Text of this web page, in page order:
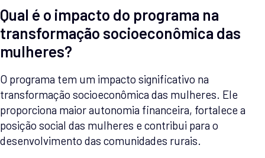
Qual é o impacto do programa na
transformação socioeconômica das
mulheres?
O programa tem um impacto significativo na
transformação socioeconômica das mulheres. Ele
proporciona maior autonomia financeira, fortalece a
posição social das mulheres e contribui para o
desenvolvimento das comunidades rurais.